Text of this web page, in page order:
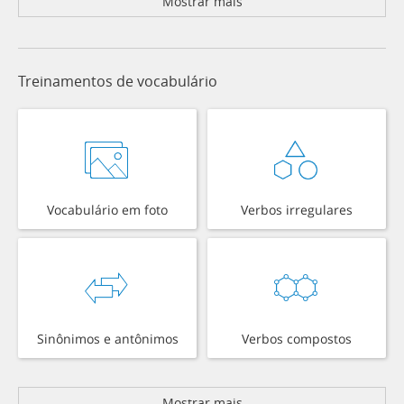
Treinamentos de vocabulário
Vocabulário em foto Verbos irregulares
Sinônimos e antônimos Verbos compostos